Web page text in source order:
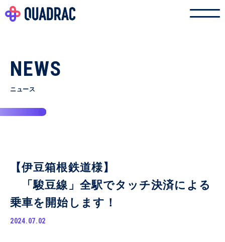
NEWS
ニュース
【伊豆箱根鉄道様】
「駿豆線」全駅でタッチ決済による
乗車を開始します！
2024.07.02